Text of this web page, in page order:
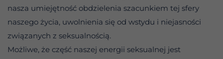
nasza umiejętność obdzielenia szacunkiem tej sfery
naszego życia, uwolnienia się od wstydu i niejasności
związanych z seksualnością.
Możliwe, że część naszej energii seksualnej jest